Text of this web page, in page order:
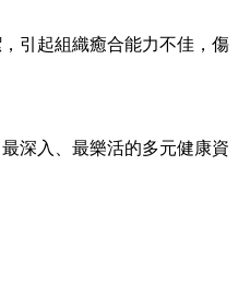
引起組織癒合能力不佳，傷
深入、最樂活的多元健康資